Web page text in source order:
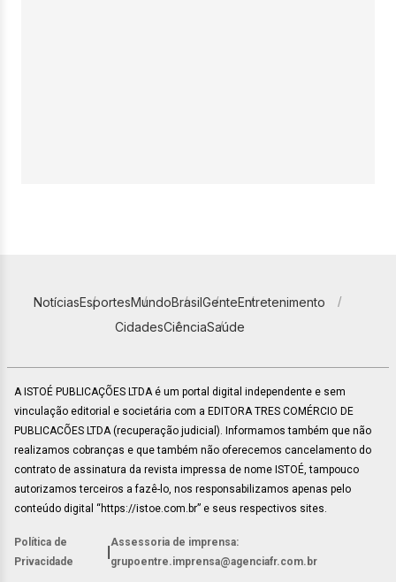
NotíciasEsportesMundoBrasilGenteEntretenimento
CidadesCiênciaSaúde
A ISTOÉ PUBLICAÇÕES LTDA é um portal digital independente e sem
vinculação editorial e societária com a EDITORA TRES COMÉRCIO DE
PUBLICACÕES LTDA (recuperação judicial). Informamos também que não
realizamos cobranças e que também não oferecemos cancelamento do
contrato de assinatura da revista impressa de nome ISTOÉ, tampouco
autorizamos terceiros a fazê-lo, nos responsabilizamos apenas pelo
conteúdo digital “https://istoe.com.br” e seus respectivos sites.
Política de
Privacidade
Assessoria de imprensa:
grupoentre.imprensa@agenciafr.com.br